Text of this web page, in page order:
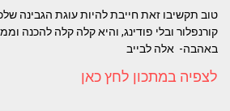
טוב תקשיבו זאת חייבת להיות עוגת הגבינה
קורנפלור ובלי פודינג, והיא קלה קלה להכנה
באהבה- אלה לבייב
לצפיה במתכון לחץ כאן